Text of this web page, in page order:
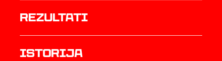
rezultati
istorija